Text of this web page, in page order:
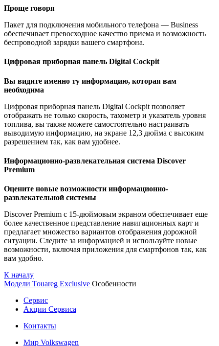
Проще говоря
Пакет для подключения мобильного телефона — Business
обеспечивает превосходное качество приема и возможность
беспроводной зарядки вашего смартфона.
Цифровая приборная панель Digital Cockpit
Вы видите именно ту информацию, которая вам
необходима
Цифровая приборная панель Digital Cockpit позволяет
отображать не только скорость, тахометр и указатель уровня
топлива, вы также можете самостоятельно настраивать
выводимую информацию, на экране 12,3 дюйма с высоким
разрешением так, как вам удобнее.
Информационно-развлекательная система Discover
Premium
Оцените новые возможности информационно-
развлекательной системы
Discover Premium с 15-дюймовым экраном обеспечивает еще
более качественное представление навигационных карт и
предлагает множество вариантов отображения дорожной
ситуации. Следите за информацией и используйте новые
возможности, включая приложения для смартфонов так, как
вам удобно.
К началу
Модели Touareg Exclusive Особенности
Сервис
Акции Сервиса
Контакты
Мир Volkswagen